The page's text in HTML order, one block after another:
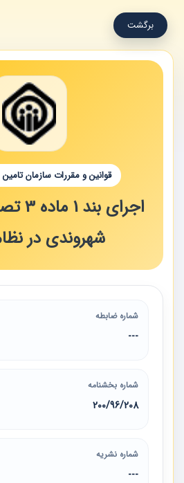
برگشت
قوانین و مقررات سازمان
شهروندی در
شماره ضابطه
---
شماره بخشنامه
200/96/208
شماره نشریه
---